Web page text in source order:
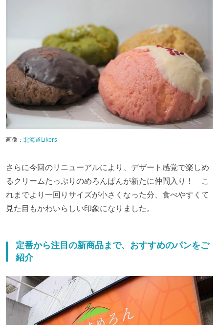
画像： 北海道Likers
さらに今回のリニューアルにより、デザート感覚で楽しめ
るクリームたっぷりのめろんぱんが新たに仲間入り！ こ
れまでより一回りサイズが小さくなった分、食べやすくて
見た目もかわいらしい印象になりました。
定番から注目の新商品まで、おすすめのパンをご
紹介